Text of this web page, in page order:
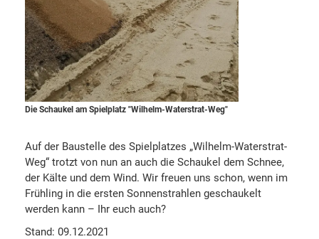
Die Schaukel am Spielplatz "Wilhelm-Waterstrat-Weg"
Auf der Baustelle des Spielplatzes „Wilhelm-Waterstrat-
Weg“ trotzt von nun an auch die Schaukel dem Schnee,
der Kälte und dem Wind. Wir freuen uns schon, wenn im
Frühling in die ersten Sonnenstrahlen geschaukelt
werden kann – Ihr euch auch?
Stand: 09.12.2021